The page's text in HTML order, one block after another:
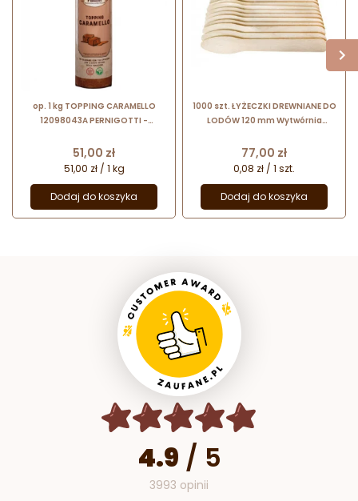
op. 1 kg TOPPING CARAMELLO
12098043A PERNIGOTTI -
do lodów i gofrów
Cena
51,00 zł
51,00 zł / 1 kg
Dodaj do koszyka
1000 szt. ŁYŻECZKI DREWNIANE DO
LODÓW 120 mm Wytwórnia
Cena
77,00 zł
0,08 zł / 1 szt.
Dodaj do koszyka
4.9 / 5
3993 opinii